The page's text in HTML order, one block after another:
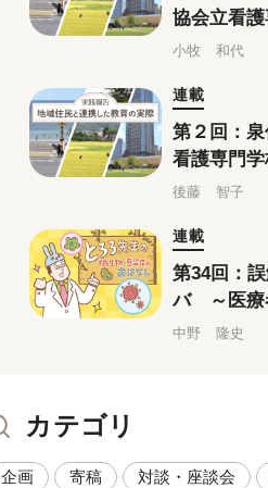
協会立看
践 －地域
ション訓練
小牧 和代
連載
第２回：
看護専門
域の実際や
後藤 智子
連載
第34回：
バ ～医療
思疎通につ
中野 隆史
カテゴリ
企画 寄稿 対談・座談会